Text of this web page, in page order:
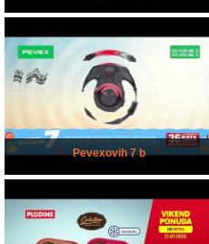
Pevexovih 7 b